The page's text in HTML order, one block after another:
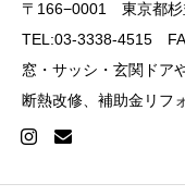
〒166−0001 東京都杉
TEL:03-3338-4515
窓・サッシ・玄関ドア
断熱改修、補助金リフ